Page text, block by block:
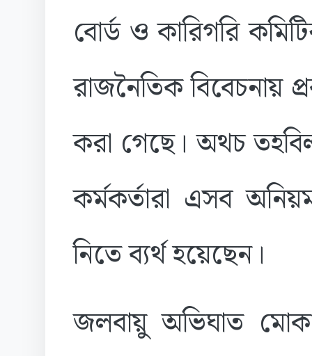
বোর্ড ও কারিগরি
রাজনৈতিক বিবেচনায়
করা গেছে। অথচ তহবিল
কর্মকর্তারা এসব
নিতে ব্যর্থ হয়েছেন।
জলবায়ু অভিঘাত